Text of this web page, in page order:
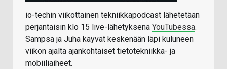
io-techin viikottainen tekniikkapodcast lähetetään
perjantaisin klo 15 live-lähetyksenä YouTubessa.
Sampsa ja Juha käyvät keskenään läpi kuluneen
viikon ajalta ajankohtaiset tietotekniikka- ja
mobiiliaiheet.